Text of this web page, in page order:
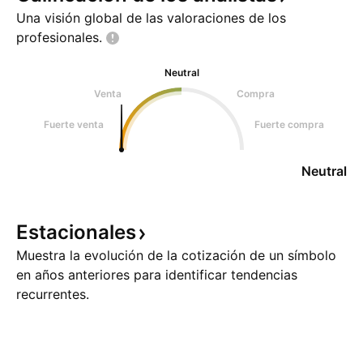
Una visión global de las valoraciones de los
profesionales.
Neutral
Venta
Compra
Fuerte venta Fuerte compra
Neutral
Estacionales
Muestra la evolución de la cotización de un símbolo
en años anteriores para identificar tendencias
recurrentes.